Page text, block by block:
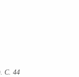
С. 44